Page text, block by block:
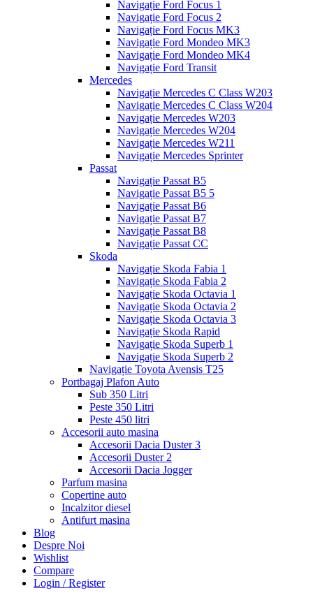
Navigație Ford Focus 1
Navigație Ford Focus 2
Navigație Ford Focus MK3
Navigație Ford Mondeo MK3
Navigație Ford Mondeo MK4
Navigație Ford Transit
Mercedes
Navigație Mercedes C Class W203
Navigație Mercedes C Class W204
Navigație Mercedes W203
Navigație Mercedes W204
Navigație Mercedes W211
Navigație Mercedes Sprinter
Passat
Navigație Passat B5
Navigație Passat B5 5
Navigație Passat B6
Navigație Passat B7
Navigație Passat B8
Navigație Passat CC
Skoda
Navigație Skoda Fabia 1
Navigație Skoda Fabia 2
Navigație Skoda Octavia 1
Navigație Skoda Octavia 2
Navigație Skoda Octavia 3
Navigație Skoda Rapid
Navigație Skoda Superb 1
Navigație Skoda Superb 2
Navigație Toyota Avensis T25
Portbagaj Plafon Auto
Sub 350 Litri
Peste 350 Litri
Peste 450 litri
Accesorii auto masina
Accesorii Dacia Duster 3
Accesorii Duster 2
Accesorii Dacia Jogger
Parfum masina
Copertine auto
Incalzitor diesel
Antifurt masina
Blog
Despre Noi
Wishlist
Compare
Login / Register